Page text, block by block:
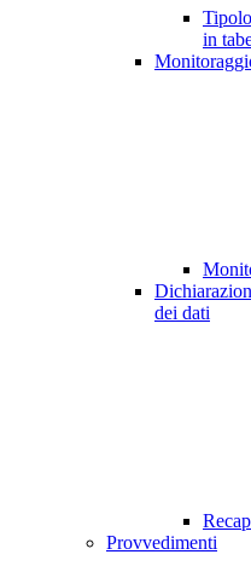
in
dei dati
Provvedimenti